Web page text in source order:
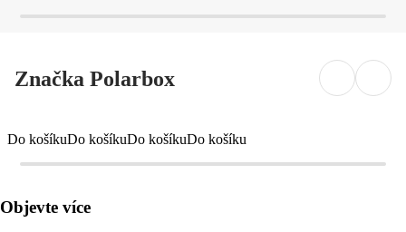
Značka Polarbox
Do košíkuDo košíkuDo košíkuDo košíku
Objevte více